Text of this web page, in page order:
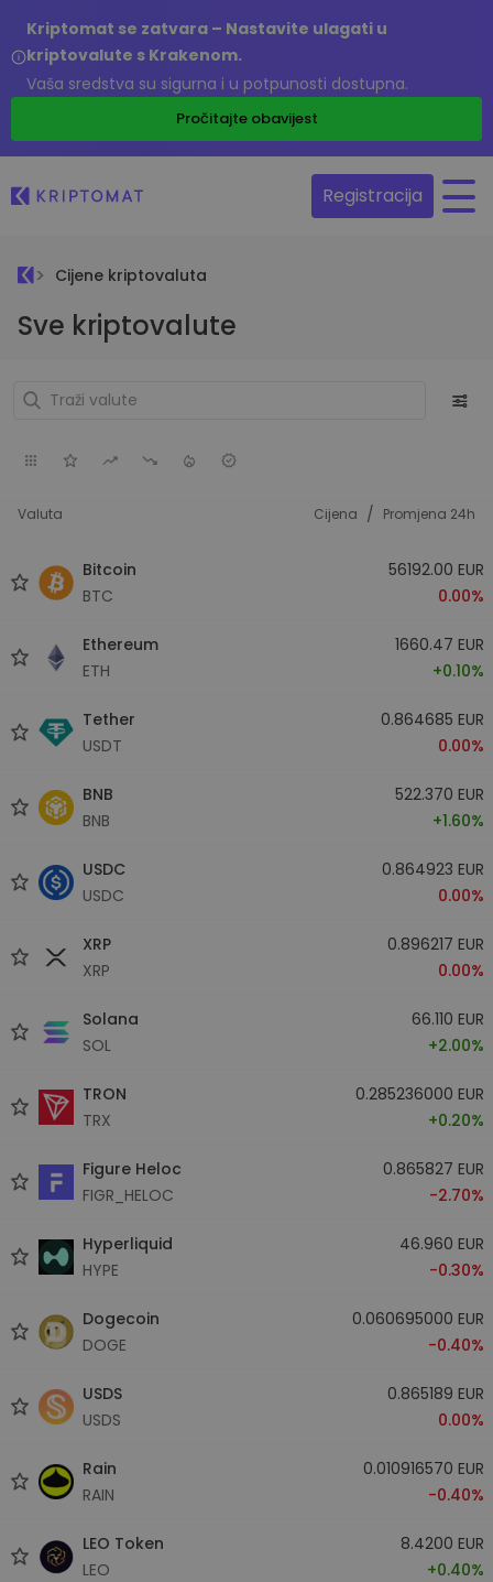
Kriptomat se zatvara – Nastavite ulagati u
kriptovalute s Krakenom.
Vaša sredstva su sigurna i u potpunosti dostupna.
Pročitajte obavijest
Registracija
Cijene kriptovaluta
Sve kriptovalute
Valuta Cijena / Promjena 24h
Bitcoin
BTC
56192.00 EUR
0.00%
Ethereum
ETH
1660.47 EUR
+0.10%
Tether
USDT
0.864685 EUR
0.00%
BNB
BNB
522.370 EUR
+1.60%
USDC
USDC
0.864923 EUR
0.00%
XRP
XRP
0.896217 EUR
0.00%
Solana
SOL
66.110 EUR
+2.00%
TRON
TRX
0.285236000 EUR
+0.20%
Figure Heloc
FIGR_HELOC
0.865827 EUR
-2.70%
Hyperliquid
HYPE
46.960 EUR
-0.30%
Dogecoin
DOGE
0.060695000 EUR
-0.40%
USDS
USDS
0.865189 EUR
0.00%
Rain
RAIN
0.010916570 EUR
-0.40%
LEO Token
LEO
8.4200 EUR
+0.40%